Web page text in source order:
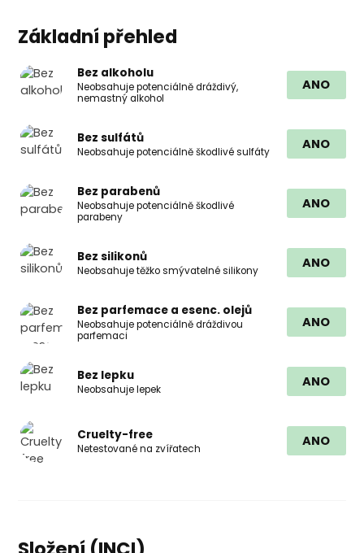
Základní přehled
Bez alkoholu
Neobsahuje potenciálně dráždivý,
nemastný alkohol
ANO
Bez sulfátů
Neobsahuje potenciálně škodlivé sulfáty
ANO
Bez parabenů
Neobsahuje potenciálně škodlivé
parabeny
ANO
Bez silikonů
Neobsahuje těžko smývatelné silikony
ANO
Bez parfemace a esenc. olejů
Neobsahuje potenciálně dráždivou
parfemaci
ANO
Bez lepku
Neobsahuje lepek
ANO
Cruelty-free
Netestované na zvířatech
ANO